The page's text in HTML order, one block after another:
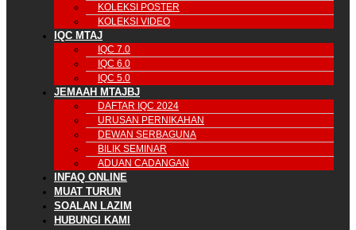
KOLEKSI POSTER
KOLEKSI VIDEO
IQC MTAJ
IQC 7.0
IQC 6.0
IQC 5.0
JEMAAH MTAJBJ
DAFTAR IQC 2024
URUSAN PERNIKAHAN
DEWAN SERBAGUNA
BILIK SEMINAR
ADUAN CADANGAN
INFAQ ONLINE
MUAT TURUN
SOALAN LAZIM
HUBUNGI KAMI